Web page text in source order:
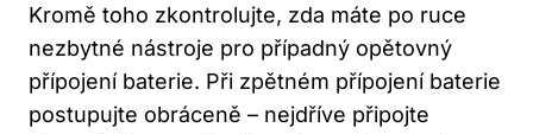
Kromě toho zkontrolujte, zda máte po ruce
nezbytné nástroje pro případný opětovný
přípojení baterie. Při zpětném přípojení baterie
postupujte obráceně – nejdříve připojte